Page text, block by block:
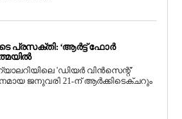
പ്രസക്തി: ‘ആർട്ട് ഫോർ
'ഡിയർ വിൻസെന്റ്'
ജനുവരി 21-ന് ആർക്കിടെക്ചറും